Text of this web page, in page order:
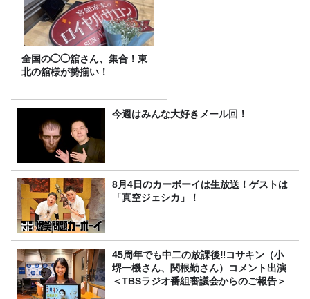
全国の◯◯舘さん、集合！東
北の舘様が勢揃い！
今週はみんな大好きメール回！
8月4日のカーボーイは生放送！ゲストは
「真空ジェシカ」！
45周年でも中二の放課後‼コサキン（小
堺一機さん、関根勤さん）コメント出演
＜TBSラジオ番組審議会からのご報告＞